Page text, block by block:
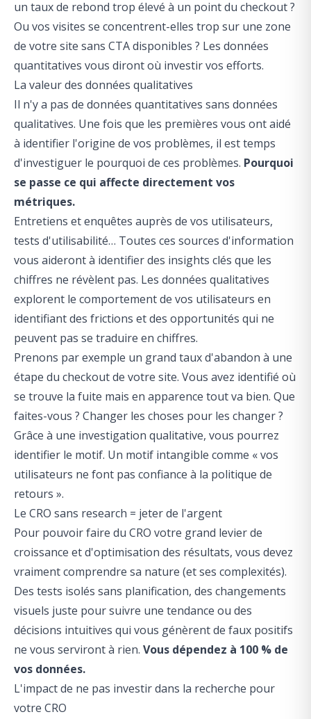
un taux de rebond trop élevé à un point du checkout ?
Ou vos visites se concentrent-elles trop sur une zone
de votre site sans CTA disponibles ? Les données
quantitatives vous diront où investir vos efforts.
La valeur des données qualitatives
Il n'y a pas de données quantitatives sans données
qualitatives. Une fois que les premières vous ont aidé
à identifier l'origine de vos problèmes, il est temps
d'investiguer le pourquoi de ces problèmes. Pourquoi
se passe ce qui affecte directement vos
métriques.
Entretiens et enquêtes auprès de vos utilisateurs,
tests d'utilisabilité… Toutes ces sources d'information
vous aideront à identifier des insights clés que les
chiffres ne révèlent pas. Les données qualitatives
explorent le comportement de vos utilisateurs en
identifiant des frictions et des opportunités qui ne
peuvent pas se traduire en chiffres.
Prenons par exemple un grand taux d'abandon à une
étape du checkout de votre site. Vous avez identifié où
se trouve la fuite mais en apparence tout va bien. Que
faites-vous ? Changer les choses pour les changer ?
Grâce à une investigation qualitative, vous pourrez
identifier le motif. Un motif intangible comme « vos
utilisateurs ne font pas confiance à la politique de
retours ».
Le CRO sans research = jeter de l'argent
Pour pouvoir faire du CRO votre grand levier de
croissance et d'optimisation des résultats, vous devez
vraiment comprendre sa nature (et ses complexités).
Des tests isolés sans planification, des changements
visuels juste pour suivre une tendance ou des
décisions intuitives qui vous génèrent de faux positifs
ne vous serviront à rien. Vous dépendez à 100 % de
vos données.
L'impact de ne pas investir dans la recherche pour
votre CRO